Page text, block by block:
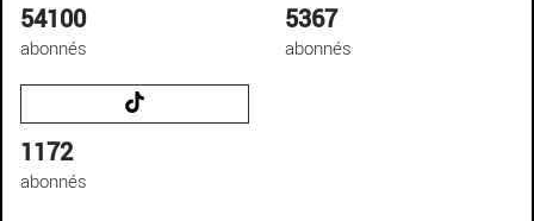
54100
abonnés
5367
abonnés
1172
abonnés